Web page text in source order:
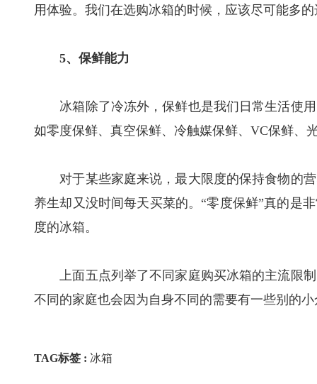
用体验。我们在选购冰箱的时候，应该尽可能多
5、保鲜能力
冰箱除了冷冻外，保鲜也是我们日常生活使用
如零度保鲜、真空保鲜、冷触媒保鲜、VC保鲜、
对于某些家庭来说，最大限度的保持食物的营
养生却又没时间每天买菜的。“零度保鲜”真的是
度的冰箱。
上面五点列举了不同家庭购买冰箱的主流限制
不同的家庭也会因为自身不同的需要有一些别的
TAG标签 : 冰箱